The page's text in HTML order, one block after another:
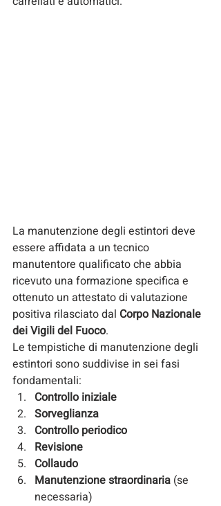
La manutenzione degli estintori deve
essere affidata a un tecnico
manutentore qualificato che abbia
ricevuto una formazione specifica e
ottenuto un attestato di valutazione
positiva rilasciato dal Corpo Nazionale
dei Vigili del Fuoco.
Le tempistiche di manutenzione degli
estintori sono suddivise in sei fasi
fondamentali:
Controllo iniziale
Sorveglianza
Controllo periodico
Revisione
Collaudo
Manutenzione straordinaria (se
necessaria)